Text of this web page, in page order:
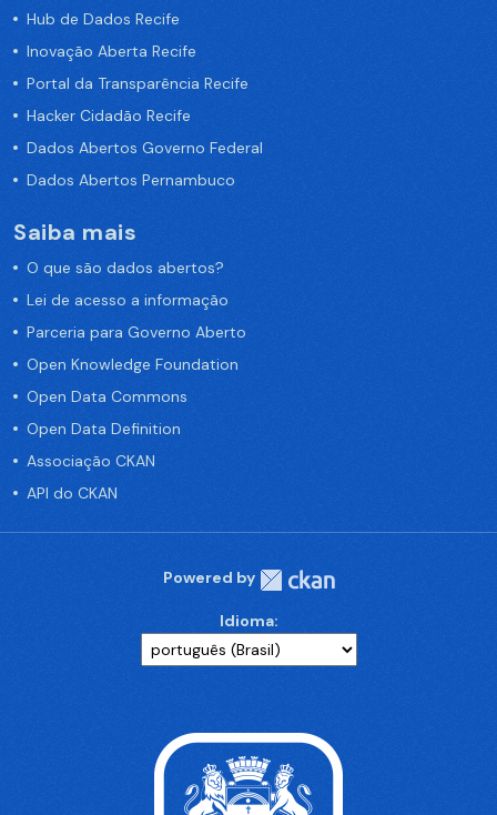
Hub de Dados Recife
Inovação Aberta Recife
Portal da Transparência Recife
Hacker Cidadão Recife
Dados Abertos Governo Federal
Dados Abertos Pernambuco
Saiba mais
O que são dados abertos?
Lei de acesso a informação
Parceria para Governo Aberto
Open Knowledge Foundation
Open Data Commons
Open Data Definition
Associação CKAN
API do CKAN
Powered by
Idioma